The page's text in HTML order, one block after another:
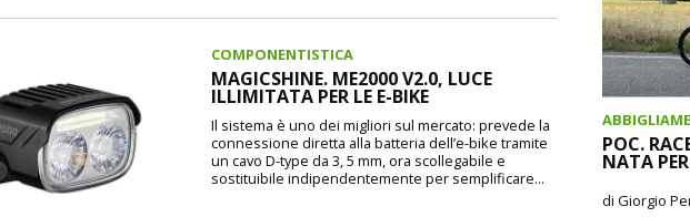
COMPONENTISTICA
MAGICSHINE. ME2000 V2.0, LUCE
ILLIMITATA PER LE E-BIKE
Il sistema è uno dei migliori sul mercato: prevede la
connessione diretta alla batteria dell’e-bike tramite
un cavo D-type da 3, 5 mm, ora scollegabile e
sostituibile indipendentemente per semplificare...
POC.
NATA
di Giorgio